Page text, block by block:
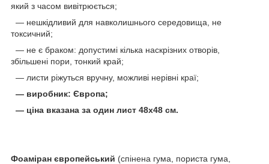
який з часом вивітрюється;
— нешкідливий для навколишнього середовища, не
токсичний;
— не є браком: допустимі кілька наскрізних отворів,
збільшені пори, тонкий край;
— листи ріжуться вручну, можливі нерівні краї;
— виробник: Європа;
— ціна вказана за один лист 48х48 см.
Фоаміран європейський (спінена гума, пориста гума,